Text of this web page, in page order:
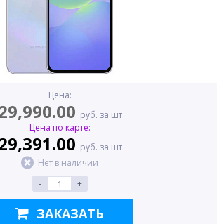
Цена:
руб. за шт
Цена по карте:
руб. за шт
Нет в наличии
-
+
ЗАКАЗАТЬ